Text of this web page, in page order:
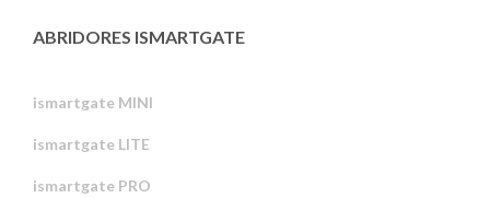
ABRIDORES ISMARTGATE
ismartgate MINI
ismartgate LITE
ismartgate PRO